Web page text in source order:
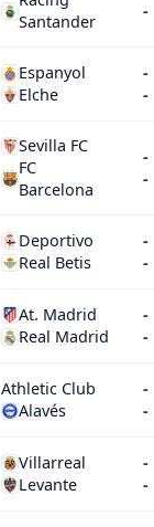
Santander
-
Espanyol
Elche
-
-
Sevilla FC
FC
Barcelona
-
-
Deportivo
Real Betis
-
-
At. Madrid
Real Madrid
-
-
Athletic Club
Alavés
-
-
Villarreal
Levante
-
-